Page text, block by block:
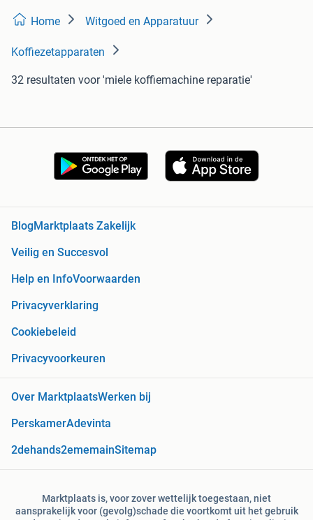
Home Witgoed en Apparatuur
Koffiezetapparaten
32 resultaten voor 'miele koffiemachine reparatie'
BlogMarktplaats Zakelijk
Veilig en Succesvol
Help en InfoVoorwaarden
Privacyverklaring
Cookiebeleid
Privacyvoorkeuren
Over MarktplaatsWerken bij
PerskamerAdevinta
2dehands2ememainSitemap
Marktplaats is, voor zover wettelijk toegestaan, niet
aansprakelijk voor (gevolg)schade die voortkomt uit het gebruik